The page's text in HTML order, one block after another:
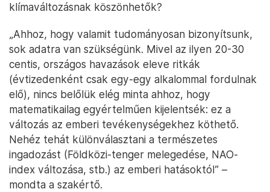
klímaváltozásnak köszönhetők?
„Ahhoz, hogy valamit tudományosan bizonyítsunk,
sok adatra van szükségünk. Mivel az ilyen 20-30
centis, országos havazások eleve ritkák
(évtizedenként csak egy-egy alkalommal fordulnak
elő), nincs belőlük elég minta ahhoz, hogy
matematikailag egyértelműen kijelentsék: ez a
változás az emberi tevékenységekhez köthető.
Nehéz tehát különválasztani a természetes
ingadozást (Földközi-tenger melegedése, NAO-
index változása, stb.) az emberi hatásoktól” –
mondta a szakértő.